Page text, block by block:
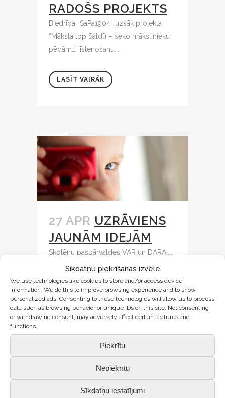
Sīkdatņu piekrišanas izvēle
We use technologies like cookies to store and/or access device
information. We do this to improve browsing experience and to show
personalized ads. Consenting to these technologies will allow us to process
data such as browsing behavior or unique IDs on this site. Not consenting
or withdrawing consent, may adversely affect certain features and
functions.
Piekrītu
Nepiekrītu
Sīkdatņu iestatījumi
RADOŠS PROJEKTS
Biedrība “SaPa1904” uzsāk projekta
“Māksla top Saldū – seko mākslinieku
pēdām…” īstenošanu....
LASĪT VAIRĀK
27 APR UZRĀVIENS
JAUNĀM IDEJĀM
Skolēnu pašpārvaldes VAR un DARA!...
LASĪT VAIRĀK